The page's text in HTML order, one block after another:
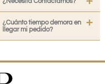
¿Cuánto tiempo demora en
llegar mi pedido?